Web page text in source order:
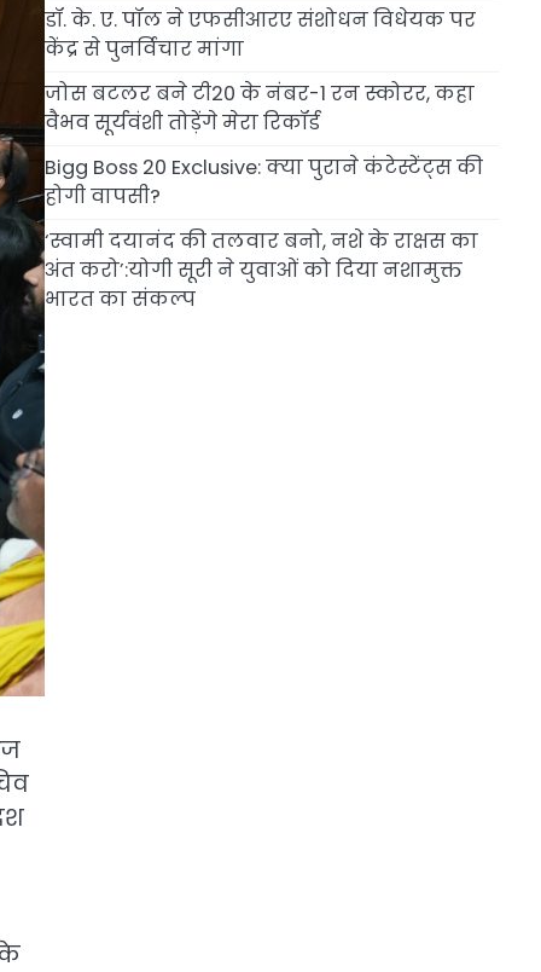
के
डॉ. के. ए. पॉल ने एफसीआरए संशोधन विधेयक पर
केंद्र से पुनर्विचार मांगा
जोस बटलर बने टी20 के नंबर-1 रन स्कोरर, कहा
वैभव सूर्यवंशी तोड़ेंगे मेरा रिकॉर्ड
Bigg Boss 20 Exclusive: क्या पुराने कंटेस्टेंट्स की
होगी वापसी?
‘स्वामी दयानंद की तलवार बनो, नशे के राक्षस का
अंत करो’:योगी सूरी ने युवाओं को दिया नशामुक्त
भारत का संकल्प